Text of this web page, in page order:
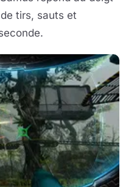
tirs, sauts et